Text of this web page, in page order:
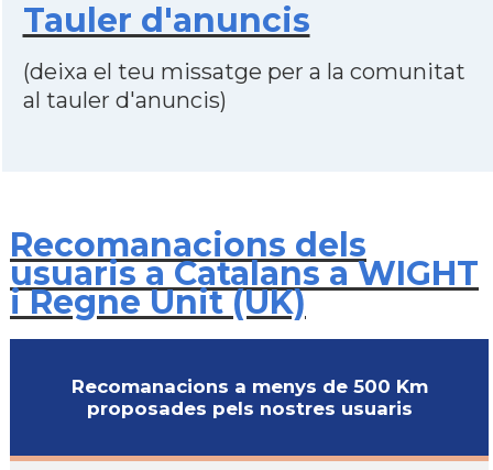
Tauler d'anuncis
(deixa el teu missatge per a la comunitat
al tauler d'anuncis)
Recomanacions dels
usuaris a Catalans a WIGHT
i Regne Unit (UK)
Recomanacions a menys de 500 Km
proposades pels nostres usuaris